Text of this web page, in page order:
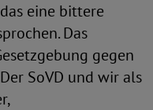
eine bittere
Das
gegen
SoVD und wir als